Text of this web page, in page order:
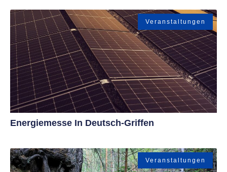
Veranstaltungen
Energiemesse In Deutsch-Griffen
Veranstaltungen